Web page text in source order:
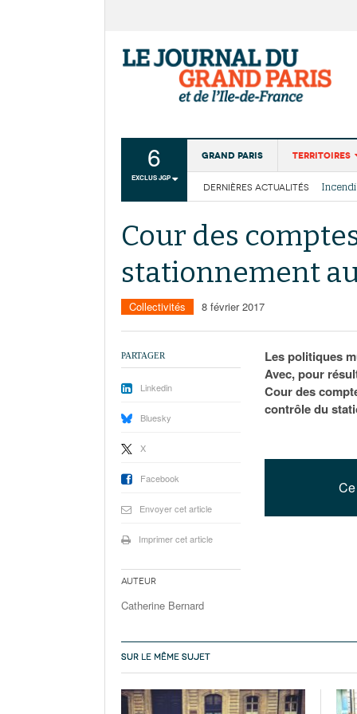
6
EXCLUS JGP
Grand Paris Territoires
Institutions
Services
DERNIÈRES ACTUALITÉS
La
Cour des
stationnement
Collectivités 8 février 2017
Les politiques
Avec, pour
Cour des
contrôle du
PARTAGER
Linkedin
Bluesky
X
Facebook
Envoyer cet article
Imprimer cet article
Auteur
Catherine Bernard
SUR LE MÊME SUJET